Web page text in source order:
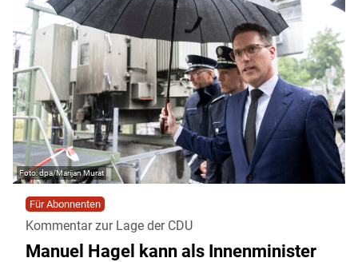
dpa/Marijan Murat
Für Abonnenten
Kommentar zur Lage der CDU
Manuel Hagel kann als Innenminister